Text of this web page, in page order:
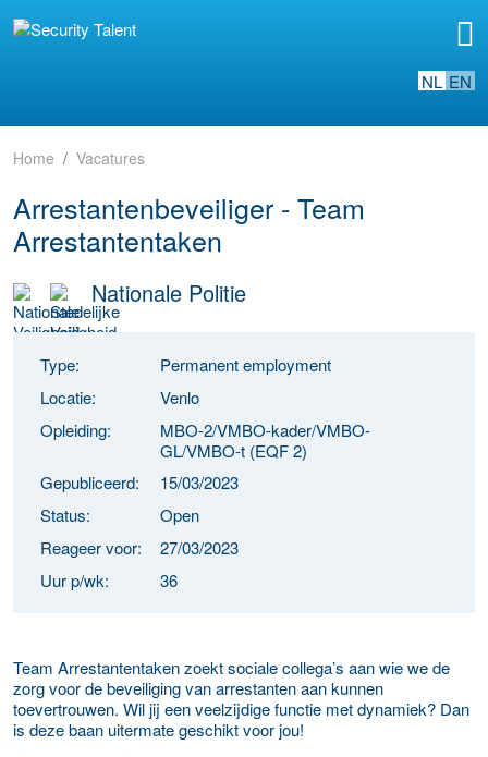
NL EN
Home Vacatures
Arrestantenbeveiliger - Team
Arrestantentaken
Nationale Politie
Type:
Permanent employment
Locatie:
Venlo
Opleiding:
MBO-2/VMBO-kader/VMBO-
GL/VMBO-t (EQF 2)
Gepubliceerd:
15/03/2023
Status:
Open
Reageer voor:
27/03/2023
Uur p/wk:
36
Team Arrestantentaken zoekt sociale collega’s aan wie we de
zorg voor de beveiliging van arrestanten aan kunnen
toevertrouwen. Wil jij een veelzijdige functie met dynamiek? Dan
is deze baan uitermate geschikt voor jou!